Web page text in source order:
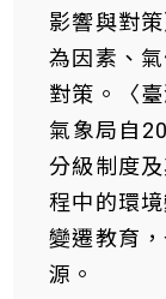
影響與對
為因素、
對策。〈
氣象局自
分級制度
程中的環
變遷教育
源。